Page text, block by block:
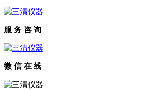
服 务 咨 询
微 信 在 线